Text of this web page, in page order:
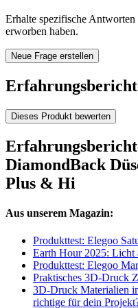
Erhalte spezifische
erworben haben.
Neue Frage erstellen
Dieses Produkt bewerten
DiamondBack
Plus & Hi
Aus unserem Magazin:
Produkttest: Elegoo
Earth Hour 2025: Licht
Produkttest: Elegoo
Praktisches 3D-Druck
3D-Druck Materialien
richtige für dein